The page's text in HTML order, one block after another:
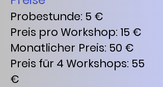
Probestunde: 5 €
Preis pro Workshop: 15 €
Monatlicher Preis: 50 €
Preis für 4 Workshops: 55
€